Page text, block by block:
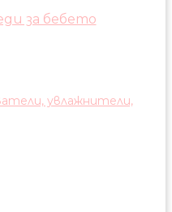
за бебето
увлажнители,